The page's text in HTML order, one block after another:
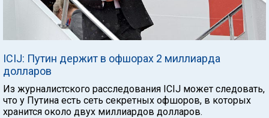
ICIJ: Путин держит в офшорах 2 миллиарда
долларов
Из журналистского расследования ICIJ может следовать,
что у Путина есть сеть секретных офшоров, в которых
хранится около двух миллиардов долларов.